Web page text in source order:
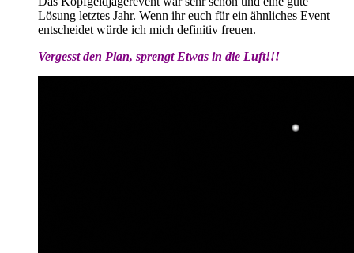
Lösung letztes Jahr. Wenn ihr euch für ein ähnliches Event
entscheidet würde ich mich definitiv freuen.
Vergesst den Plan, sprengt Etwas in die Luft!!!